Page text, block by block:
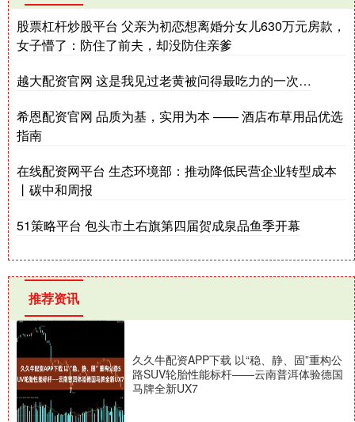
股票杠杆炒股平台 父亲为初恋想离婚分女儿630万元房款，
女子懵了：防住了前夫，却没防住亲爹
越大配资官网 这是我见过老黄被问得最吃力的一次…
希恩配资官网 品质为基，实用为本 —— 酒店布草用品优选
指南
在线配资网平台 生态环境部：推动降低民营企业转型成本
丨碳中和周报
51策略平台 包头市土右旗第四届贺成泉品鱼季开幕
推荐资讯
久久牛配资APP下载 以“稳、静、固”重构公
路SUV轮胎性能标杆——云南普洱体验德国
马牌全新UX7